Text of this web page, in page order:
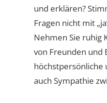
und erklären?
Fragen nicht mit
Nehmen Sie ruhig
von Freunden und
höchstpersönliche
auch Sympathie